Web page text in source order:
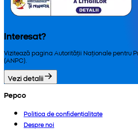
Interesat?
Vizitează pagina Autorității Naționale pentru
(ANPC).
Vezi detalii
Pepco
Politica de confidențialitate
Despre noi